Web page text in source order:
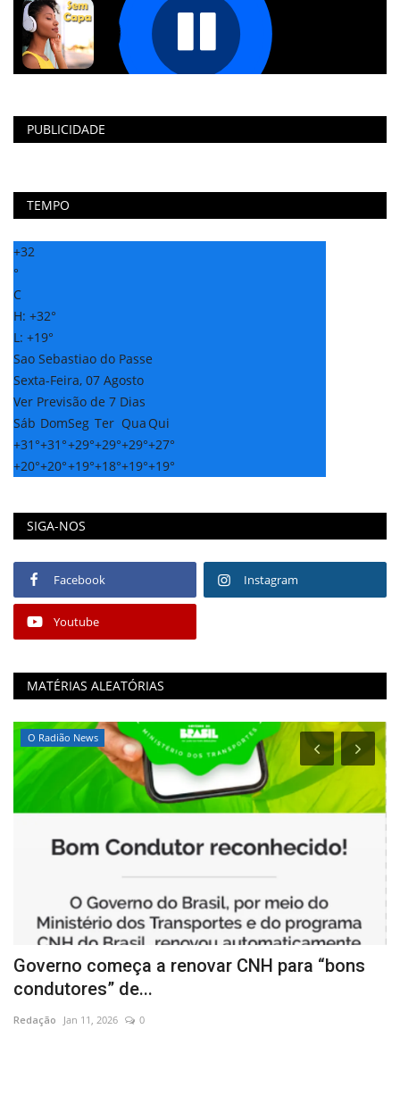
PUBLICIDADE
TEMPO
+32
°
C
H: +32°
L: +19°
Sao Sebastiao do Passe
Sexta-Feira, 07 Agosto
Ver Previsão de 7 Dias
Sáb DomSeg Ter Qua Qui
+31°+31°+29°+29°+29°+27°
+20°+20°+19°+18°+19°+19°
SIGA-NOS
Facebook Instagram
Youtube
MATÉRIAS ALEATÓRIAS
O Radião News
Governo começa a renovar CNH para “bons
condutores” de...
Redação Jan 11, 2026 0